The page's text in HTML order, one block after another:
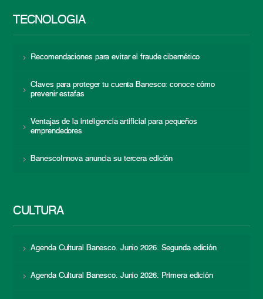
TECNOLOGÍA
Recomendaciones para evitar el fraude cibernético
Claves para proteger tu cuenta Banesco: conoce cómo
prevenir estafas
Ventajas de la inteligencia artificial para pequeños
emprendedores
BanescoInnova anuncia su tercera edición
CULTURA
Agenda Cultural Banesco. Junio 2026. Segunda edición
Agenda Cultural Banesco. Junio 2026. Primera edición